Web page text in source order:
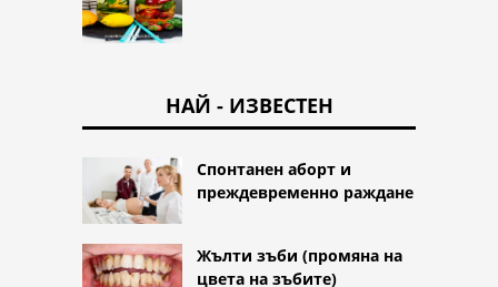
НАЙ - ИЗВЕСТЕН
Спонтанен аборт и
преждевременно раждане
Жълти зъби (промяна на
цвета на зъбите)